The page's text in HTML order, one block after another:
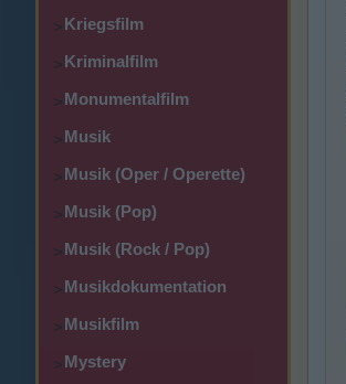
>Kriegsfilm
>Kriminalfilm
>Monumentalfilm
>Musik
>Musik (Oper / Operette)
>Musik (Pop)
>Musik (Rock / Pop)
>Musikdokumentation
>Musikfilm
>Mystery